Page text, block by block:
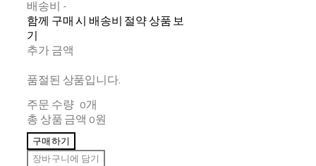
배송비 -
함께 구매 시 배송비 절약 상품 보
기
추가 금액
품절된 상품입니다.
주문 수량 0개
총 상품 금액 0원
구매하기
장바구니에 담기